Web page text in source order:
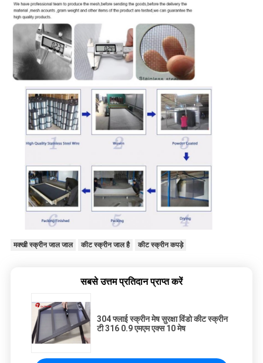
मक्खी स्क्रीन जाल जाल कीट स्क्रीन जाल है कीट स्क्रीन कपड़े
सबसे उत्तम प्रतिदान प्राप्त करें
304 फ्लाई स्क्रीन मेष सुरक्षा विंडो कीट स्क्रीन
टी 316 0.9 एमएम एक्स 10 मेष